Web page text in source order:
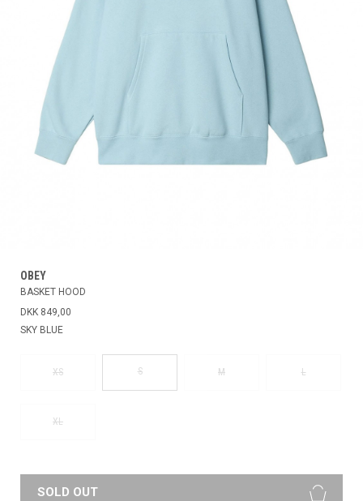
OBEY
BASKET HOOD
DKK 849,00
SKY BLUE
XS S M L
XL
SOLD OUT